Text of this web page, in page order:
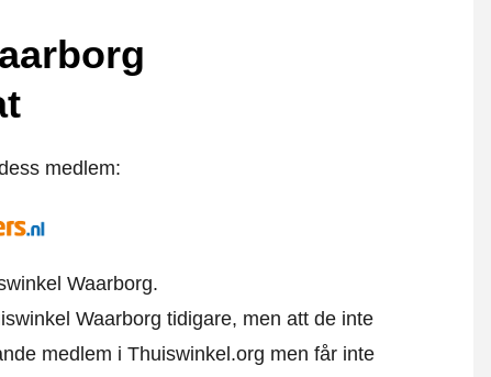
medlem:
Waarborg.
Waarborg tidigare, men att de inte
medlem i Thuiswinkel.org men får inte